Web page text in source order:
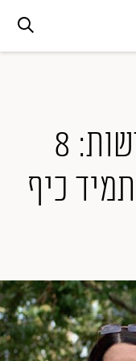
די כבר עם החדשות: 8
כיף